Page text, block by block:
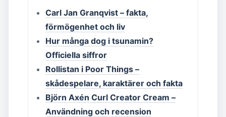
Carl Jan Granqvist – fakta,
förmögenhet och liv
Hur många dog i tsunamin?
Officiella siffror
Rollistan i Poor Things –
skådespelare, karaktärer och fakta
Björn Axén Curl Creator Cream –
Användning och recension